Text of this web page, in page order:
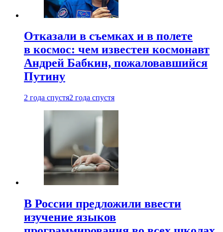
Отказали в съемках и в полете
в космос: чем известен космонавт
Андрей Бабкин, пожаловавшийся
Путину
2 года спустя2 года спустя
В России предложили ввести
изучение языков